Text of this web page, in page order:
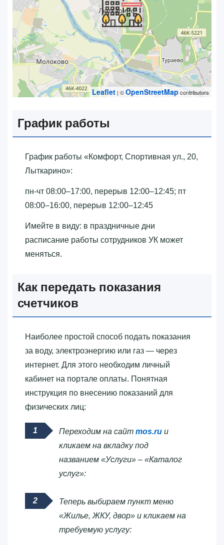
Leaflet | ©OpenStreetMap contributors
График работы
График работы «‎Комфорт, Спортивная ул., 20,
Лыткарино»‎:
пн-чт 08:00–17:00, перерыв 12:00–12:45; пт
08:00–16:00, перерыв 12:00–12:45
Имейте в виду: в праздничные дни
расписание работы сотрудников УК может
меняться.
Как передать показания
счетчиков
Наиболее простой способ подать показания
за воду, электроэнергию или газ — через
интернет. Для этого необходим личный
кабинет на портале оплаты. Понятная
инструкция по внесению показаний для
физических лиц:
Переходим на сайт mos.ru и
кликаем на вкладку под
названием «Услуги» – «Каталог
услуг»:
Теперь выбираем пункт меню
«Жилье, ЖКУ, двор» и кликаем на
требуемую услугу: